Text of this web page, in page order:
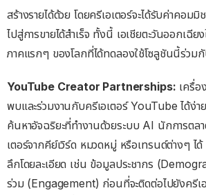
สร้างรายได้ด้วย โดยครีเอเตอร์จะได้รับค่าคอ
ไปสู่การขายได้สำเร็จ ทั้งนี้ เอเชียตะวันออกเฉี
ภาคแรกๆ ของโลกที่ได้ทดลองใช้โซลูชันนี้ร่วม
YouTube Creator Partnerships: เครื่
พบและร่วมงานกับครีเอเตอร์ YouTube ได้ง่า
ค้นหาอัจฉริยะที่ทำงานด้วยระบบ AI นักการตล
เตอร์จากคีย์เวิร์ด หมวดหมู่ หรือเทรนด์ต่างๆ ไ
ลึกโดยละเอียด เช่น ข้อมูลประชากร
ร่วม (Engagement) ก่อนที่จะติดต่อไปยังครีเ